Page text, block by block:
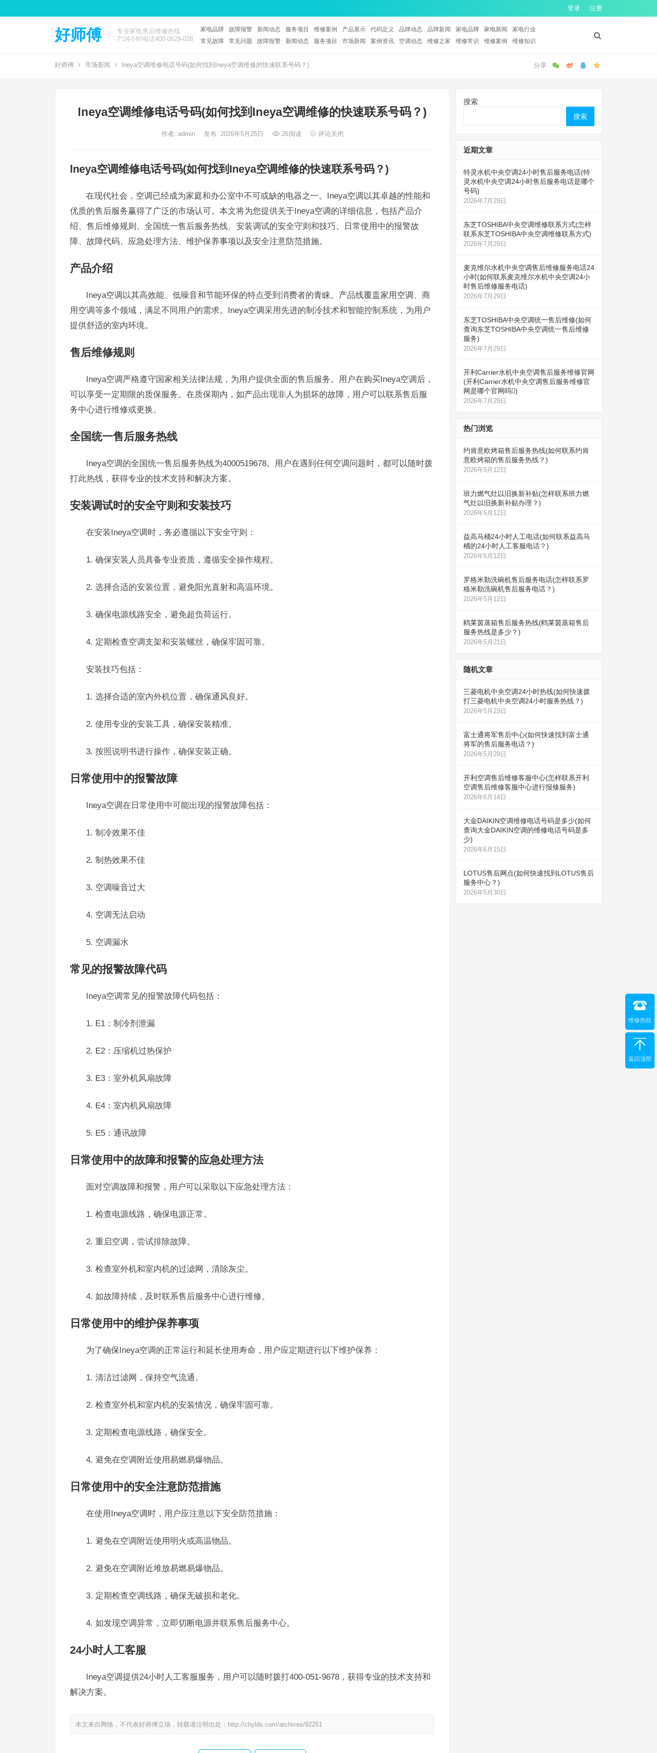
登录 注册
好师傅
专业家电售后维修热线
7*24小时电话400-0629-028
家电品牌 故障报警 新闻动态 服务项目 维修案例 产品展示 代码定义 品牌动态 品牌新闻 家电品牌 家电新闻
家电行业
常见故障
常见问题 故障报警 新闻动态 服务项目 市场新闻 案例资讯 空调动态 维修之家 维修常识 维修案例 维修知识
好师傅 市场新闻 lneya空调维修电话号码(如何找到Ineya空调维修的快速联系号码？)
lneya空调维修电话号码(如何找到Ineya空调维修的快速联系号码？)
作者: admin 发布: 2026年5月25日 26阅读 评论关闭
lneya空调维修电话号码(如何找到Ineya空调维修的快速联系号码？)
在现代社会，空调已经成为家庭和办公室中不可或缺的电器之一。Ineya空调以其卓越的性能和
优质的售后服务赢得了广泛的市场认可。本文将为您提供关于Ineya空调的详细信息，包括产品介
绍、售后维修规则、全国统一售后服务热线、安装调试的安全守则和技巧、日常使用中的报警故
障、故障代码、应急处理方法、维护保养事项以及安全注意防范措施。
产品介绍
Ineya空调以其高效能、低噪音和节能环保的特点受到消费者的青睐。产品线覆盖家用空调、商
用空调等多个领域，满足不同用户的需求。Ineya空调采用先进的制冷技术和智能控制系统，为用户
提供舒适的室内环境。
售后维修规则
Ineya空调严格遵守国家相关法律法规，为用户提供全面的售后服务。用户在购买Ineya空调后，
可以享受一定期限的质保服务。在质保期内，如产品出现非人为损坏的故障，用户可以联系售后服
务中心进行维修或更换。
全国统一售后服务热线
Ineya空调的全国统一售后服务热线为4000519678。用户在遇到任何空调问题时，都可以随时拨
打此热线，获得专业的技术支持和解决方案。
安装调试时的安全守则和安装技巧
在安装Ineya空调时，务必遵循以下安全守则：
1. 确保安装人员具备专业资质，遵循安全操作规程。
2. 选择合适的安装位置，避免阳光直射和高温环境。
3. 确保电源线路安全，避免超负荷运行。
4. 定期检查空调支架和安装螺丝，确保牢固可靠。
安装技巧包括：
1. 选择合适的室内外机位置，确保通风良好。
2. 使用专业的安装工具，确保安装精准。
3. 按照说明书进行操作，确保安装正确。
日常使用中的报警故障
Ineya空调在日常使用中可能出现的报警故障包括：
1. 制冷效果不佳
2. 制热效果不佳
3. 空调噪音过大
4. 空调无法启动
5. 空调漏水
常见的报警故障代码
Ineya空调常见的报警故障代码包括：
1. E1：制冷剂泄漏
2. E2：压缩机过热保护
3. E3：室外机风扇故障
4. E4：室内机风扇故障
5. E5：通讯故障
日常使用中的故障和报警的应急处理方法
面对空调故障和报警，用户可以采取以下应急处理方法：
1. 检查电源线路，确保电源正常。
2. 重启空调，尝试排除故障。
3. 检查室外机和室内机的过滤网，清除灰尘。
4. 如故障持续，及时联系售后服务中心进行维修。
日常使用中的维护保养事项
为了确保Ineya空调的正常运行和延长使用寿命，用户应定期进行以下维护保养：
1. 清洁过滤网，保持空气流通。
2. 检查室外机和室内机的安装情况，确保牢固可靠。
3. 定期检查电源线路，确保安全。
4. 避免在空调附近使用易燃易爆物品。
日常使用中的安全注意防范措施
在使用Ineya空调时，用户应注意以下安全防范措施：
1. 避免在空调附近使用明火或高温物品。
2. 避免在空调附近堆放易燃易爆物品。
3. 定期检查空调线路，确保无破损和老化。
4. 如发现空调异常，立即切断电源并联系售后服务中心。
24小时人工客服
Ineya空调提供24小时人工客服服务，用户可以随时拨打400-051-9678，获得专业的技术支持和
解决方案。
本文来自网络，不代表好师傅立场，转载请注明出处： http://chylds.com/archives/92251
搜索
搜索
近期文章
特灵水机中央空调24小时售后服务电话(特
灵水机中央空调24小时售后服务电话是哪个
号码)
2026年7月29日
东芝TOSHIBA中央空调维修联系方式(怎样
联系东芝TOSHIBA中央空调维修联系方式)
2026年7月29日
麦克维尔水机中央空调售后维修服务电话24
小时(如何联系麦克维尔水机中央空调24小
时售后维修服务电话)
2026年7月29日
东芝TOSHIBA中央空调统一售后维修(如何
查询东芝TOSHIBA中央空调统一售后维修
服务)
2026年7月29日
开利Carrier水机中央空调售后服务维修官网
(开利Carrier水机中央空调售后服务维修官
网是哪个官网吗)
2026年7月29日
热门浏览
约肯意欧烤箱售后服务热线(如何联系约肯
意欧烤箱的售后服务热线？)
2026年5月12日
班力燃气灶以旧换新补贴(怎样联系班力燃
气灶以旧换新补贴办理？)
2026年5月12日
益高马桶24小时人工电话(如何联系益高马
桶的24小时人工客服电话？)
2026年5月12日
罗格米勒洗碗机售后服务电话(怎样联系罗
格米勒洗碗机售后服务电话？)
2026年5月12日
鸥莱茵蒸箱售后服务热线(鸥莱茵蒸箱售后
服务热线是多少？)
2026年5月21日
随机文章
三菱电机中央空调24小时热线(如何快速拨
打三菱电机中央空调24小时服务热线？)
2026年5月23日
富士通将军售后中心(如何快速找到富士通
将军的售后服务电话？)
2026年5月29日
开利空调售后维修客服中心(怎样联系开利
空调售后维修客服中心进行报修服务)
2026年6月14日
大金DAIKIN空调维修电话号码是多少(如何
查询大金DAIKIN空调的维修电话号码是多
少)
2026年6月15日
LOTUS售后网点(如何快速找到LOTUS售后
服务中心？)
2026年5月30日
维修热线
返回顶部